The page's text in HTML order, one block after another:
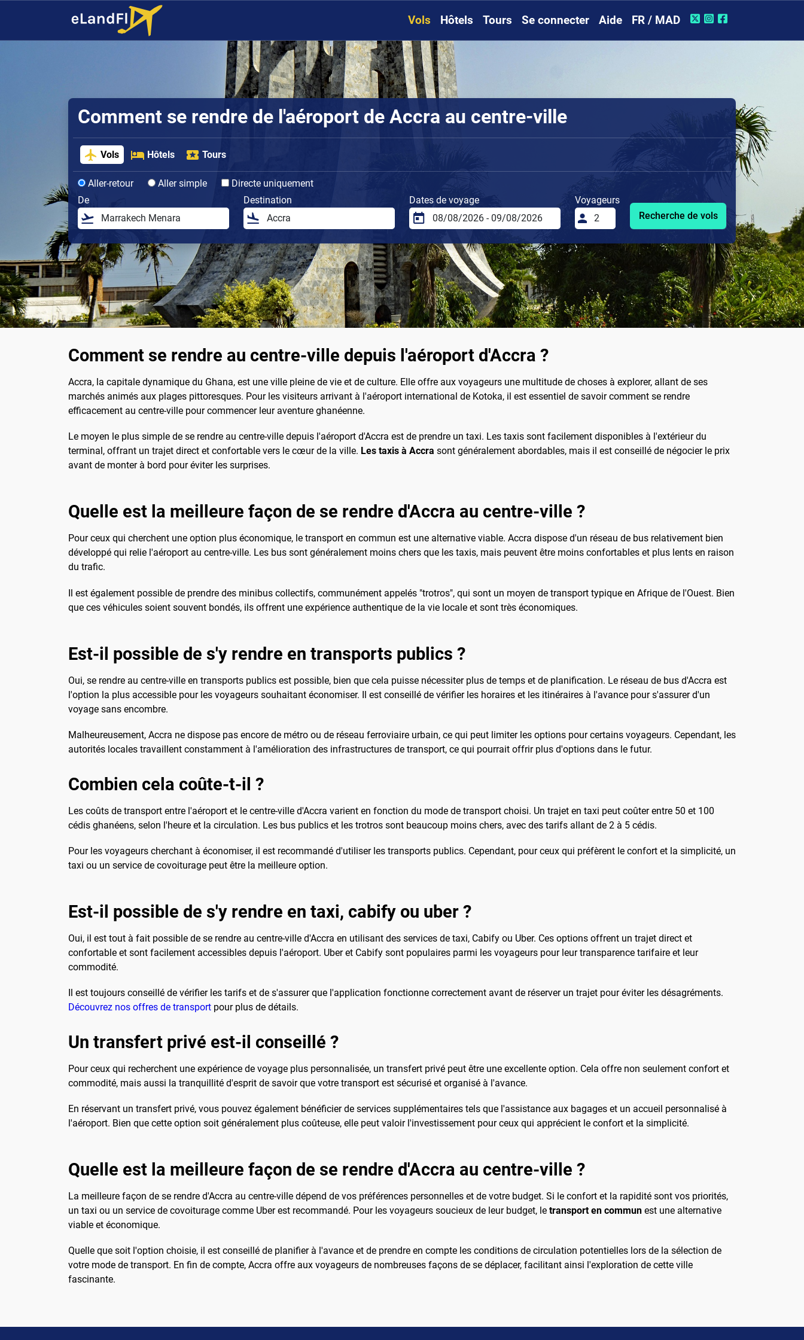
Vols Hôtels Tours Se connecter Aide FR / MAD
Comment se rendre de l'aéroport de Accra au centre-ville
Vols Hôtels Tours
Aller-retour Aller simple
Directe uniquement
De
Destination Dates de voyage
Voyageurs
Recherche de vols
Comment se rendre au centre-ville depuis l'aéroport d'Accra ?
Accra, la capitale dynamique du Ghana, est une ville pleine de vie et de culture. Elle offre aux voyageurs une multitude de choses à explorer, allant de ses
marchés animés aux plages pittoresques. Pour les visiteurs arrivant à l'aéroport international de Kotoka, il est essentiel de savoir comment se rendre
efficacement au centre-ville pour commencer leur aventure ghanéenne.
Le moyen le plus simple de se rendre au centre-ville depuis l'aéroport d'Accra est de prendre un taxi. Les taxis sont facilement disponibles à l'extérieur du
terminal, offrant un trajet direct et confortable vers le cœur de la ville. Les taxis à Accra sont généralement abordables, mais il est conseillé de négocier le prix
avant de monter à bord pour éviter les surprises.
Quelle est la meilleure façon de se rendre d'Accra au centre-ville ?
Pour ceux qui cherchent une option plus économique, le transport en commun est une alternative viable. Accra dispose d'un réseau de bus relativement bien
développé qui relie l'aéroport au centre-ville. Les bus sont généralement moins chers que les taxis, mais peuvent être moins confortables et plus lents en raison
du trafic.
Il est également possible de prendre des minibus collectifs, communément appelés "trotros", qui sont un moyen de transport typique en Afrique de l'Ouest. Bien
que ces véhicules soient souvent bondés, ils offrent une expérience authentique de la vie locale et sont très économiques.
Est-il possible de s'y rendre en transports publics ?
Oui, se rendre au centre-ville en transports publics est possible, bien que cela puisse nécessiter plus de temps et de planification. Le réseau de bus d'Accra est
l'option la plus accessible pour les voyageurs souhaitant économiser. Il est conseillé de vérifier les horaires et les itinéraires à l'avance pour s'assurer d'un
voyage sans encombre.
Malheureusement, Accra ne dispose pas encore de métro ou de réseau ferroviaire urbain, ce qui peut limiter les options pour certains voyageurs. Cependant, les
autorités locales travaillent constamment à l'amélioration des infrastructures de transport, ce qui pourrait offrir plus d'options dans le futur.
Combien cela coûte-t-il ?
Les coûts de transport entre l'aéroport et le centre-ville d'Accra varient en fonction du mode de transport choisi. Un trajet en taxi peut coûter entre 50 et 100
cédis ghanéens, selon l'heure et la circulation. Les bus publics et les trotros sont beaucoup moins chers, avec des tarifs allant de 2 à 5 cédis.
Pour les voyageurs cherchant à économiser, il est recommandé d'utiliser les transports publics. Cependant, pour ceux qui préfèrent le confort et la simplicité, un
taxi ou un service de covoiturage peut être la meilleure option.
Est-il possible de s'y rendre en taxi, cabify ou uber ?
Oui, il est tout à fait possible de se rendre au centre-ville d'Accra en utilisant des services de taxi, Cabify ou Uber. Ces options offrent un trajet direct et
confortable et sont facilement accessibles depuis l'aéroport. Uber et Cabify sont populaires parmi les voyageurs pour leur transparence tarifaire et leur
commodité.
Il est toujours conseillé de vérifier les tarifs et de s'assurer que l'application fonctionne correctement avant de réserver un trajet pour éviter les désagréments.
Découvrez nos offres de transport pour plus de détails.
Un transfert privé est-il conseillé ?
Pour ceux qui recherchent une expérience de voyage plus personnalisée, un transfert privé peut être une excellente option. Cela offre non seulement confort et
commodité, mais aussi la tranquillité d'esprit de savoir que votre transport est sécurisé et organisé à l'avance.
En réservant un transfert privé, vous pouvez également bénéficier de services supplémentaires tels que l'assistance aux bagages et un accueil personnalisé à
l'aéroport. Bien que cette option soit généralement plus coûteuse, elle peut valoir l'investissement pour ceux qui apprécient le confort et la simplicité.
Quelle est la meilleure façon de se rendre d'Accra au centre-ville ?
La meilleure façon de se rendre d'Accra au centre-ville dépend de vos préférences personnelles et de votre budget. Si le confort et la rapidité sont vos priorités,
un taxi ou un service de covoiturage comme Uber est recommandé. Pour les voyageurs soucieux de leur budget, le transport en commun est une alternative
viable et économique.
Quelle que soit l'option choisie, il est conseillé de planifier à l'avance et de prendre en compte les conditions de circulation potentielles lors de la sélection de
votre mode de transport. En fin de compte, Accra offre aux voyageurs de nombreuses façons de se déplacer, facilitant ainsi l'exploration de cette ville
fascinante.